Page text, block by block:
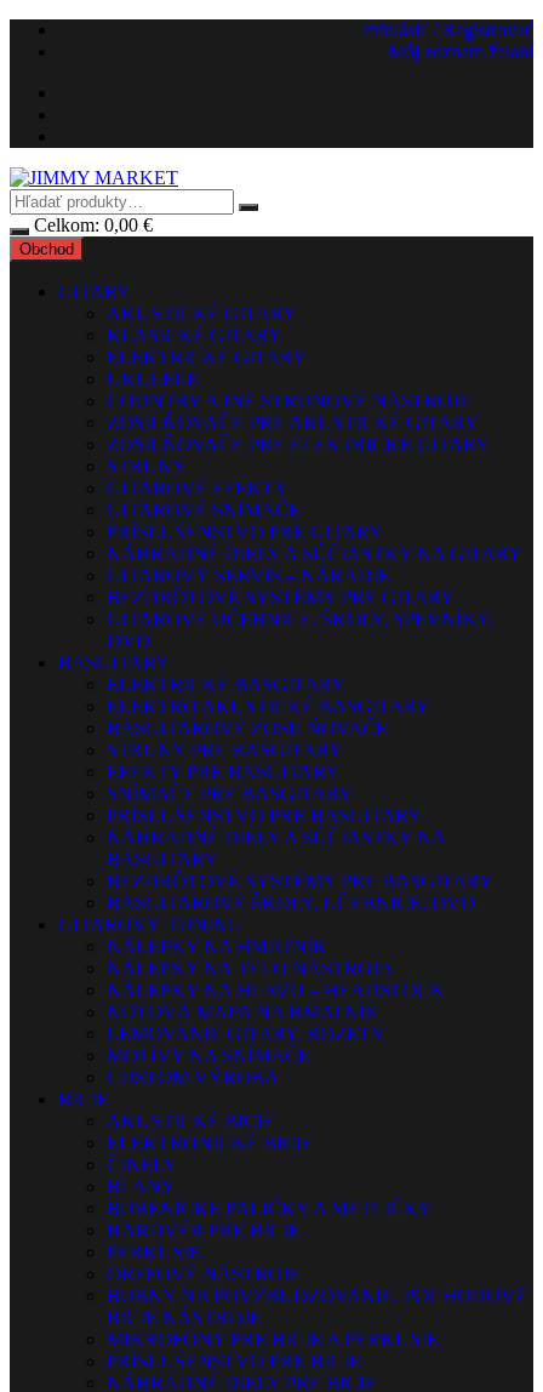
Preskočiť
Prihlásiť / Registrovať
Môj zoznam želaní
Celkom: 0,00 €
Obchod
GITARY
AKUSTICKÉ GITARY
KLASICKÉ GITARY
ELEKTRICKÉ GITARY
UKULELE
COUNTRY A INÉ STRUNOVÉ NÁSTROJE
ZOSILŇOVAČE PRE AKUSTICKÉ GITARY
ZOSILŇOVAČE PRE ELEKTRICKÉ GITARY
STRUNY
GITAROVÉ EFEKTY
GITAROVÉ SNÍMAČE
PRÍSLUŠENSTVO PRE GITARY
NÁHRADNÉ DIELY A SÚČIASTKY NA GITARY
GITAROVÝ SERVIS – NÁRADIE
BEZDRÔTOVÉ SYSTÉMY PRE GITARY
GITAROVÉ UČEBNICE, ŠKOLY, SPEVNÍKY,
DVD
BASGITARY
ELEKTRICKÉ BASGITARY
ELEKTRO AKUSTICKÉ BASGITARY
BASGITAROVÉ ZOSILŇOVAČE
STRUNY PRE BASGITARY
EFEKTY PRE BASGITARY
SNÍMAČE PRE BASGITARY
PRÍSLUŠENSTVO PRE BASGITARY
NÁHRADNÉ DIELY A SÚČIASTKY NA
BASGITARY
BEZDRÔTOVÉ SYSTÉMY PRE BASGITARY
BASGITAROVÉ ŠKOLY, UČEBNICE, DVD
GITAROVÝ TUNING
NÁLEPKY NA HMATNÍK
NÁLEPKY NA TELO NÁSTROJA
NÁLEPKY NA HLAVU – HEADSTOCK
NOTOVÁ MAPA NA HMATNÍK
LEMOVANIE GITARY, ROZETY
MOTÍVY NA SNÍMAČE
CUSTOM VÝROBA
BICIE
AKUSTICKÉ BICIE
ELEKTRONICKÉ BICIE
ČINELY
BLANY
BUBENÍCKE PALIČKY A METLIČKY
HARDVÉR PRE BICIE
PERKUSIE
ORFFOVÉ NÁSTROJE
BUBNY NA POVZBUDZOVANIE, POCHODOVÉ
BICIE NÁSTROJE
MIKROFÓNY PRE BICIE A PERKUSIE
PRÍSLUŠENSTVO PRE BICIE
NÁHRADNÉ DIELY PRE BICIE